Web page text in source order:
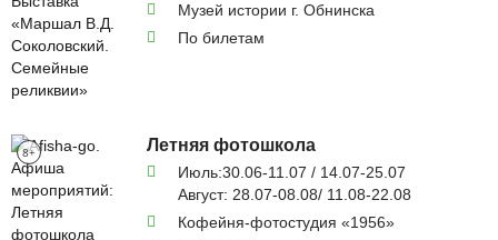
Музей истории г. Обнинска
По билетам
8+ Летняя фотошкола
Июль:30.06-11.07 / 14.07-25.07
Август: 28.07-08.08/ 11.08-22.08
Кофейня-фотостудия «1956»